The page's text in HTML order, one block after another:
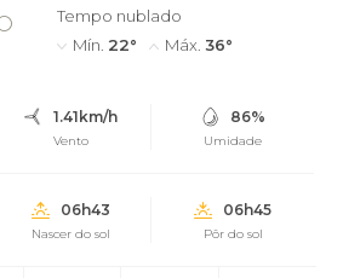
Tempo nublado
Mín. 22° Máx. 36°
1.41km/h
Vento
86%
Umidade
06h43
Nascer do sol
06h45
Pôr do sol